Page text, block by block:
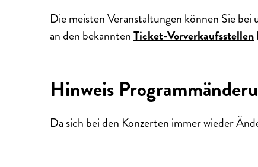
AUSSERGEWÖHNLICHE
Die meisten Veranstaltungen können Sie
an den bekanntenTicket-Vorverkaufsstellen
Hinweis
Da sich bei den Konzerten immer wieder